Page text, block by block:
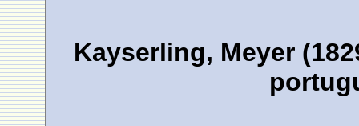
Kayserling, Meyer